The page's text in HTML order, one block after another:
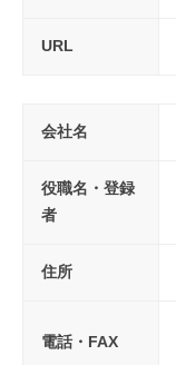
URL
会社名
役職名・登録
者
住所
電話・FAX